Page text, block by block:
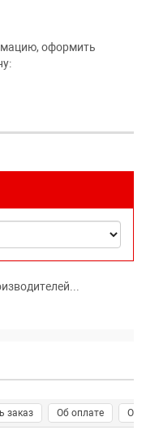
оформить
заказ Об оплате О